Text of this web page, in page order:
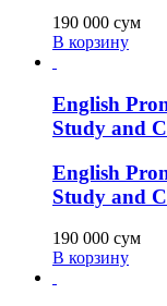
190 000 сум
В корзину
English
Study and
English
Study and
190 000 сум
В корзину